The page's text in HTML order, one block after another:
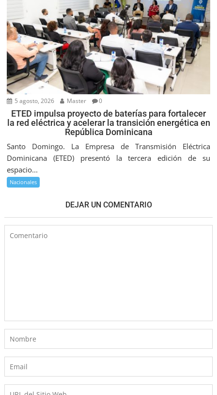
5 agosto, 2026 Master 0
ETED impulsa proyecto de baterías para fortalecer
la red eléctrica y acelerar la transición energética en
República Dominicana
Santo Domingo. La Empresa de Transmisión Eléctrica
Dominicana (ETED) presentó la tercera edición de su
espacio...
Nacionales
DEJAR UN COMENTARIO